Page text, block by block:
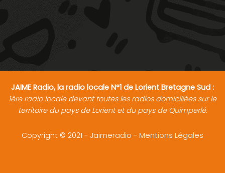
JAIME Radio, la radio locale N°1 de Lorient Bretagne Sud :
1ère radio locale devant toutes les radios domiciliées sur le
territoire du pays de Lorient et du pays de Quimperlé.
Copyright © 2021 - Jaimeradio - Mentions Légales